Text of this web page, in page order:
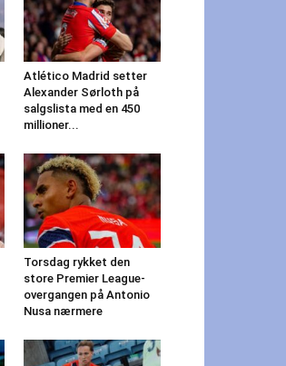
Atlético Madrid setter
Alexander Sørloth på
salgslista med en 450
millioner...
Torsdag rykket den
store Premier League-
overgangen på Antonio
Nusa nærmere